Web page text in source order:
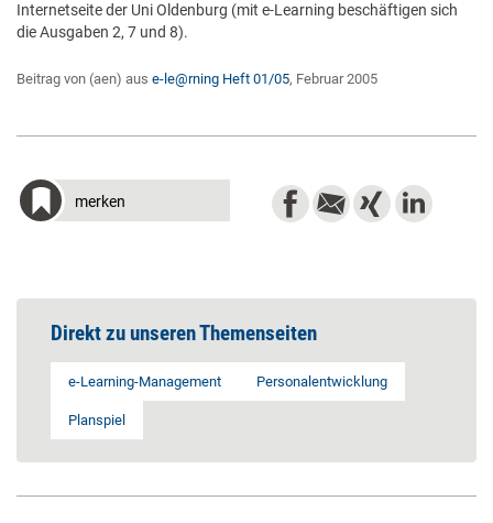
Internetseite der Uni Oldenburg (mit e-Learning beschäftigen sich
die Ausgaben 2, 7 und 8).
Beitrag von (aen) aus e-le@rning Heft 01/05, Februar 2005
merken
Direkt zu unseren Themenseiten
e-Learning-Management Personalentwicklung
Planspiel